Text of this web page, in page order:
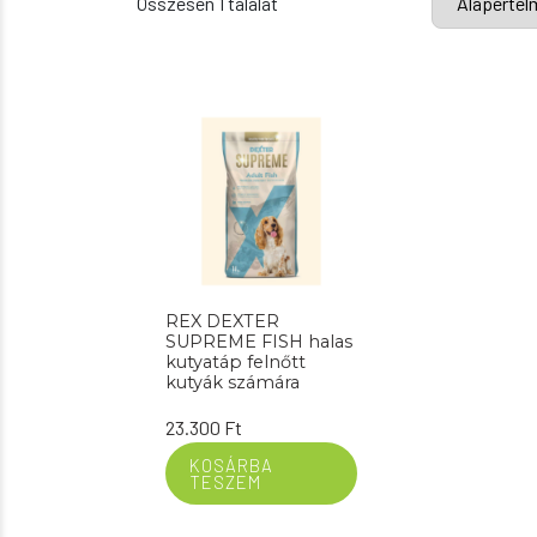
REX DEXTER
SUPREME FISH halas
kutyatáp felnőtt
kutyák számára
23.300 Ft
KOSÁRBA
TESZEM